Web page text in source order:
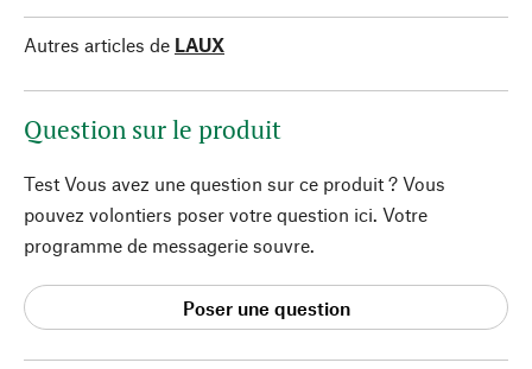
Autres articles de LAUX
Question sur le produit
Test Vous avez une question sur ce produit ? Vous
pouvez volontiers poser votre question ici. Votre
programme de messagerie souvre.
Poser une question